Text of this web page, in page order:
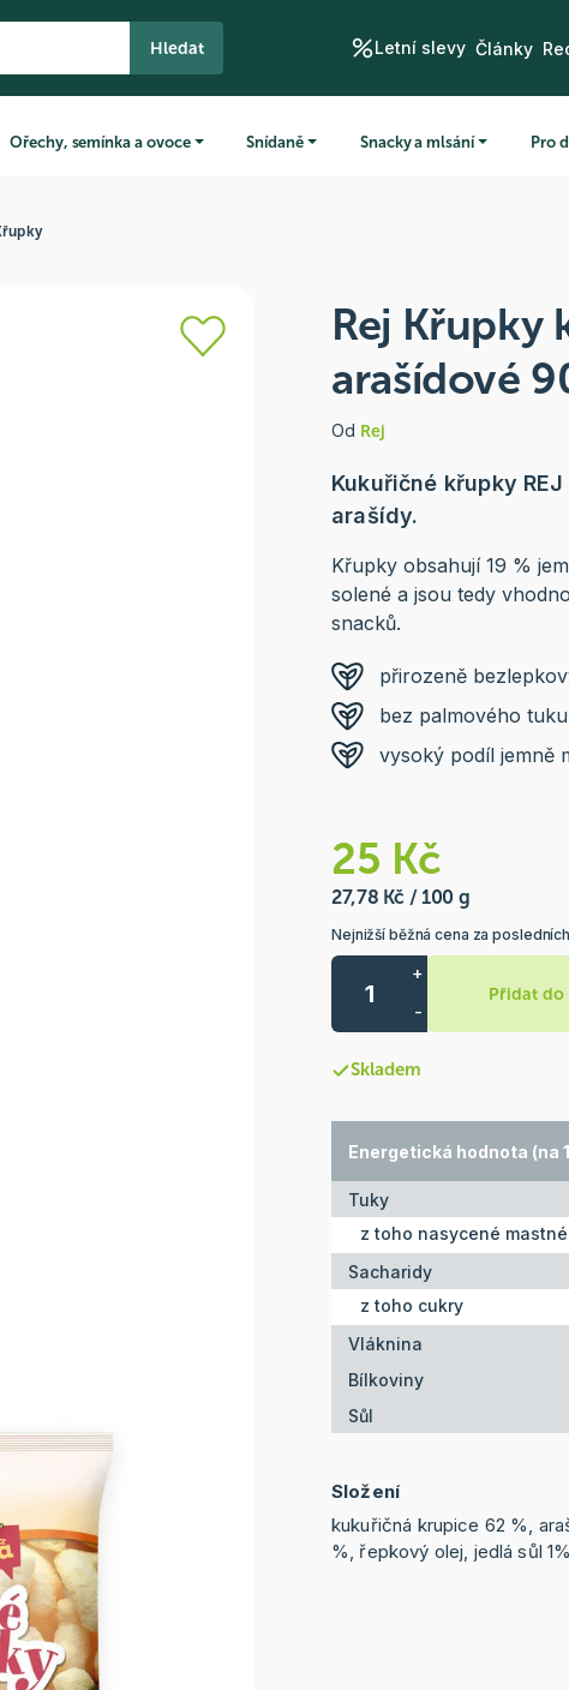
Hledat Letní slevy Články
Ořechy, semínka a ovoce Snídaně Snacky a mlsání Pro
Rej Křupky
arašídové
Od Rej
Kukuřičné křupky
arašídy.
Křupky obsahují 19 %
solené a jsou tedy
snacků.
přirozeně
bez palmového tuku
vysoký podíl jemně
25 Kč
27,78 Kč / 100 g
Nejnižší běžná cena za
+
-
Přidat do
Skladem
Energetická hodnota (na
Tuky
z toho nasycené
Sacharidy
z toho cukry
Vláknina
Bílkoviny
Sůl
Složení
kukuřičná krupice 62 %,
%, řepkový olej, jedlá sůl 1%